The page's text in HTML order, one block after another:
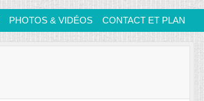
PHOTOS & VIDÉOS CONTACT ET PLAN